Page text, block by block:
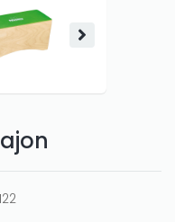
want to win a huge